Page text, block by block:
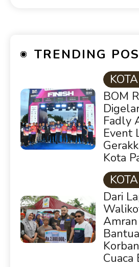
TRENDING
BOM
Fadly
Event
Kota
Dari
Cuaca